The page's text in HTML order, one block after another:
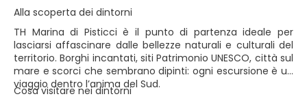
Alla scoperta dei dintorni
TH Marina di Pisticci è il punto di partenza ideale per
lasciarsi affascinare dalle bellezze naturali e culturali del
territorio. Borghi incantati, siti Patrimonio UNESCO, città sul
mare e scorci che sembrano dipinti: ogni escursione è un
viaggio dentro l’anima del Sud.
Cosa visitare nei dintorni